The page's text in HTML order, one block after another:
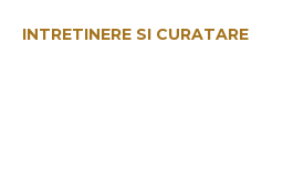
INTRETINERE SI CURATARE